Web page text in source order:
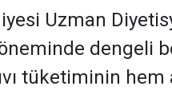
Uzman
dengeli
tüketiminin hem